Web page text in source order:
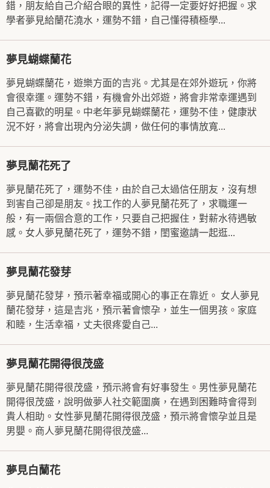
錯，朋友給自己介紹合眼的異性，記得一定要好好把握。求
學者夢見給蘭花澆水，運勢不錯，自己懂得積極學...
夢見蝴蝶蘭花
夢見蝴蝶蘭花，遊樂方面的吉兆。尤其是在郊外遊玩，你將
會很幸運。運勢不錯，有機會外出郊遊，將會非常幸運遇到
自己喜歡的明星。中老年夢見蝴蝶蘭花，運勢不佳，健康狀
況不好，將會出現內分泌失調，做任何的事情放寬...
夢見蘭花死了
夢見蘭花死了，運勢不佳，由於自己太過信任朋友，沒有想
到害自己卻是朋友。找工作的人夢見蘭花死了，求職運一
般，有一兩個合意的工作，只要自己把握住，對薪水待遇敏
感。女人夢見蘭花死了，運勢不錯，閨蜜邀請一起逛...
夢見蘭花發芽
夢見蘭花發芽，預示著幸福或開心的事正在靠近。 女人夢見
蘭花發芽，這是吉兆，預示著會懷孕，並生一個男孩。家庭
和睦，生活幸福，丈夫很疼愛自己...
夢見蘭花開得很茂盛
夢見蘭花開得很茂盛，預示將會有好事發生。男性夢見蘭花
開得很茂盛，說明做夢人社交範圍廣，在遇到困難時會得到
貴人相助。女性夢見蘭花開得很茂盛，預示將會懷孕並且是
男嬰。商人夢見蘭花開得很茂盛...
夢見白蘭花